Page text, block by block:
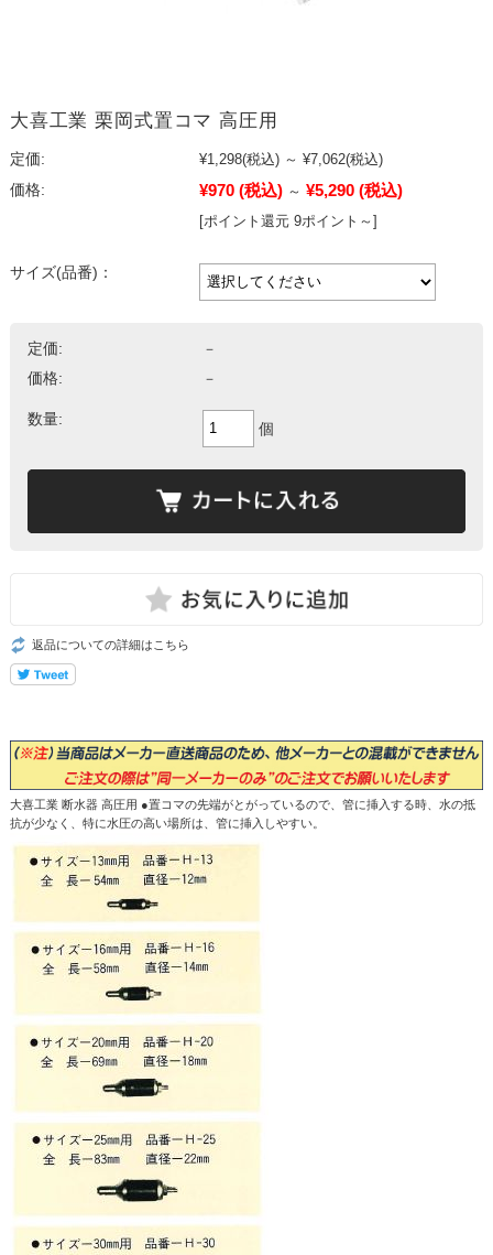
大喜工業 栗岡式置コマ 高圧用
定価: ¥1,298(税込) ～ ¥7,062(税込)
価格:
¥970 (税込) ～ ¥5,290 (税込)
[ポイント還元 9ポイント～]
サイズ(品番)：
定価:
－
価格:
－
数量:
個
返品についての詳細はこちら
大喜工業 断水器 高圧用 ●置コマの先端がとがっているので、管に挿入する時、水の抵
抗が少なく、特に水圧の高い場所は、管に挿入しやすい。